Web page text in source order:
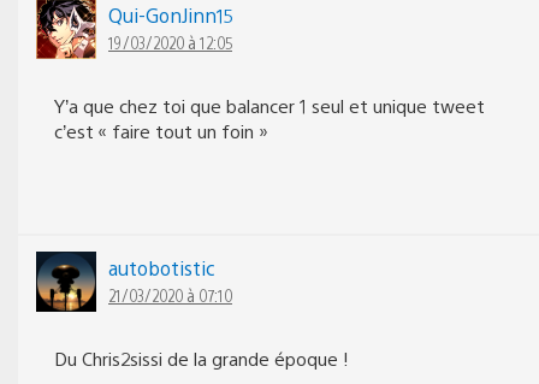
Qui-GonJinn15
19/03/2020 à 12:05
Y’a que chez toi que balancer 1 seul et unique tweet
c’est « faire tout un foin »
autobotistic
21/03/2020 à 07:10
Du Chris2sissi de la grande époque !